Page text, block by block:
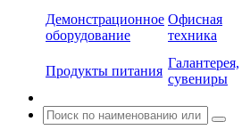
Демонстрационное
оборудование
Офисная
техника
Продукты питания
Галантерея,
сувениры